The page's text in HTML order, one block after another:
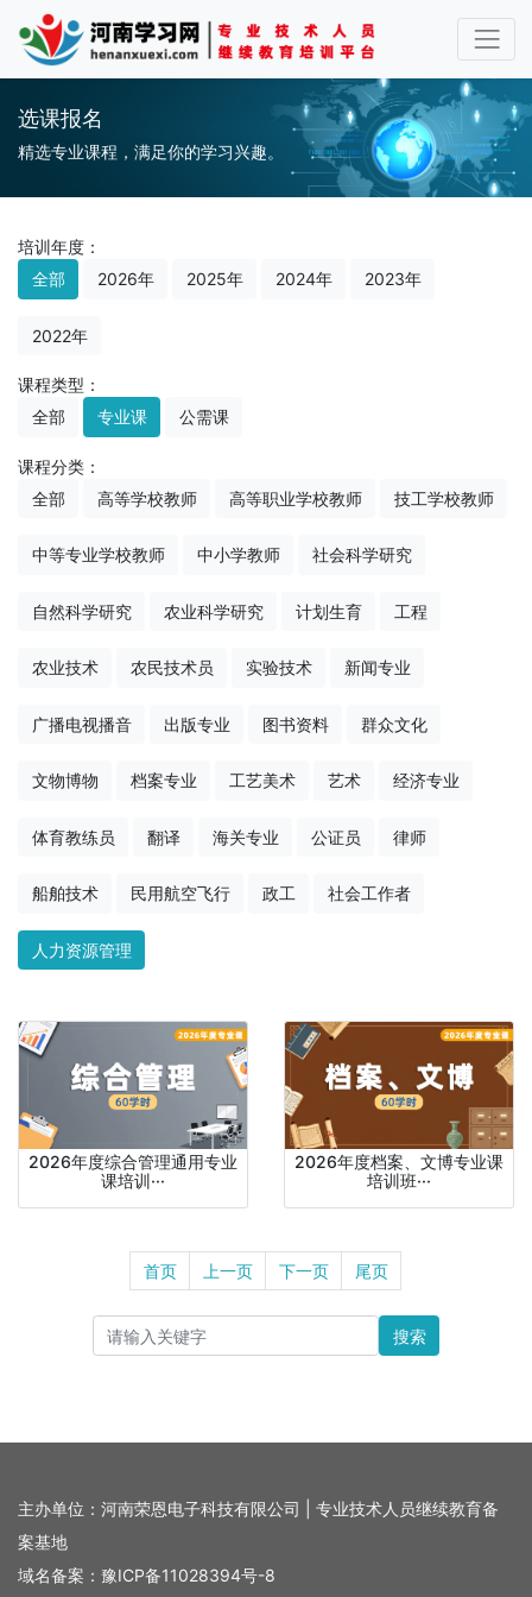
选课报名
精选专业课程，满足你的学习兴趣。
培训年度：
全部
2026年 2025年 2024年 2023年
2022年
课程类型：
全部
专业课 公需课
课程分类：
全部
高等学校教师 高等职业学校教师 技工学校教师
中等专业学校教师 中小学教师 社会科学研究
自然科学研究 农业科学研究 计划生育 工程
农业技术 农民技术员 实验技术 新闻专业
广播电视播音 出版专业 图书资料 群众文化
文物博物 档案专业 工艺美术 艺术 经济专业
体育教练员 翻译 海关专业 公证员 律师
船舶技术 民用航空飞行 政工 社会工作者
人力资源管理
2026年度综合管理通用专业
课培训···
2026年度档案、文博专业课
培训班···
首页 上一页 下一页 尾页
搜索
主办单位：河南荣恩电子科技有限公司 | 专业技术人员继续教育备
案基地
域名备案： 豫ICP备11028394号-8